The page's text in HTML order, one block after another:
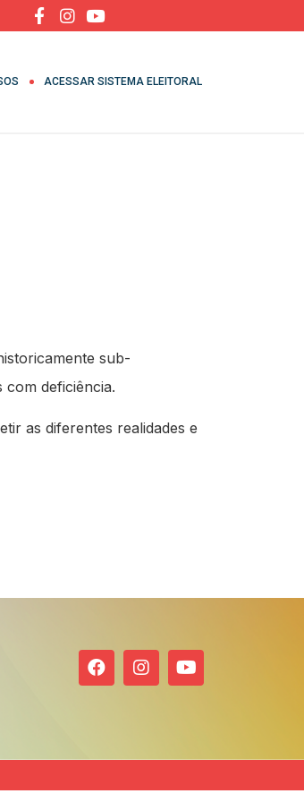
ACESSAR SISTEMA ELEITORAL
sub-
com deficiência.
as diferentes realidades e